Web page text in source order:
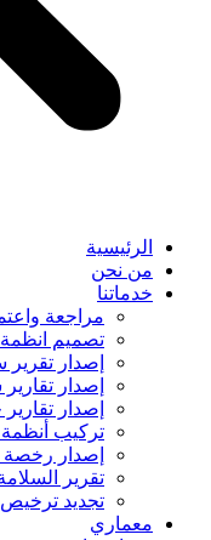
الرئيسية
من نحن
خدماتنا
مراجعة
تصميم انظمة
إصدار
إصدار
إصدار
تركيب أنظمة
إصدار
تقرير
تجديد ترخيص
معماري